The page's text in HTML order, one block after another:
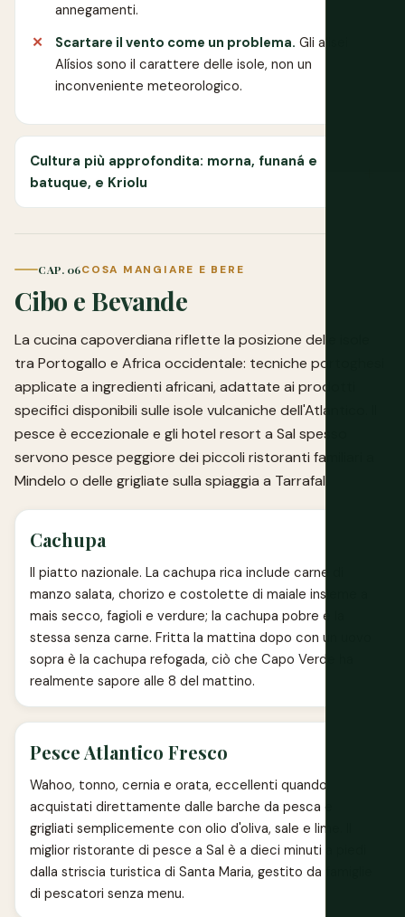
annegamenti.
Scartare il vento come un problema. Gli alisei
Alísios sono il carattere delle isole, non un
inconveniente meteorologico.
Cultura più approfondita: morna, funaná e
batuque, e Kriolu
CAP. 06COSA MANGIARE E BERE
Cibo e Bevande
La cucina capoverdiana riflette la posizione delle isole
tra Portogallo e Africa occidentale: tecniche portoghesi
applicate a ingredienti africani, adattate ai prodotti
specifici disponibili sulle isole vulcaniche dell'Atlantico. Il
pesce è eccezionale e gli hotel resort a Sal spesso
servono pesce peggiore dei piccoli ristoranti familiari a
Mindelo o delle grigliate sulla spiaggia a Tarrafal.
Cachupa
Il piatto nazionale. La cachupa rica include carne di
manzo salata, chorizo e costolette di maiale insieme a
mais secco, fagioli e verdure; la cachupa pobre è la
stessa senza carne. Fritta la mattina dopo con un uovo
sopra è la cachupa refogada, ciò che Capo Verde ha
realmente sapore alle 8 del mattino.
Pesce Atlantico Fresco
Wahoo, tonno, cernia e orata, eccellenti quando
acquistati direttamente dalle barche da pesca e
grigliati semplicemente con olio d'oliva, sale e lime. Il
miglior ristorante di pesce a Sal è a dieci minuti a piedi
dalla striscia turistica di Santa Maria, gestito da famiglie
di pescatori senza menu.